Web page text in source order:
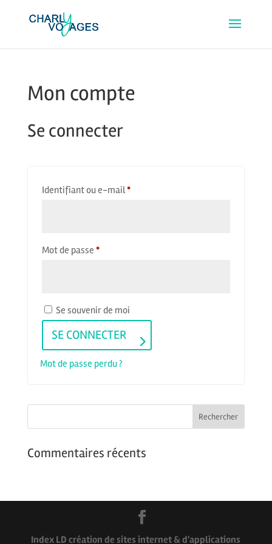
Mon compte
Se connecter
Identifiant ou e-mail*Obligatoire
Mot de passe *Obligatoire
Se souvenir de moi
SE CONNECTER
Mot de passe perdu ?
Commentaires récents
Index LD création de sites internet & d'applications